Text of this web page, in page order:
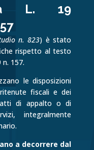
L. 19
n. 823) è stato
rispetto al testo
157.
le disposizioni
fiscali e dei
di appalto o di
integralmente
a decorrere dal